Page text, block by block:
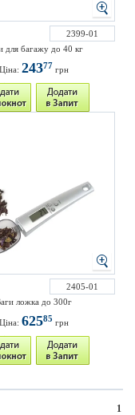
2399-01
для багажу до 40 кг
Ціна: 24377 грн
2405-01
ложка до 300г
Ціна: 62585 грн
1